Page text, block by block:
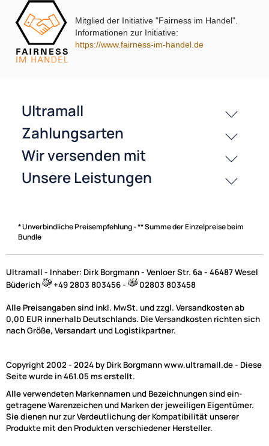
passende Produkte
Bewertungen
History
Mitglied der Initiative "Fairness im Handel".
Informationen zur Initiative:
https://www.fairness-im-handel.de
* Unverbindliche Preisempfehlung - ** Summe der Einzelpreise beim
Bundle
Ultramall - Inhaber: Dirk Borgmann - Venloer Str. 6a - 46487 Wesel
Büderich
+49 2803 803456 - 02803 803458
Alle Preisangaben sind inkl. MwSt. und zzgl. Versandkosten ab
0,00 EUR innerhalb Deutschlands. Die Versandkosten richten sich
nach Größe, Versandart und Logistikpartner.
Copyright 2002 - 2024 by Dirk Borgmann www.ultramall.de - Diese
Seite wurde in 461.05 ms erstellt.
Alle verwendeten Markennamen und Bezeichnungen sind ein-
getragene Warenzeichen und Marken der jeweiligen Eigentümer.
Sie dienen nur zur Verdeutlichung der Kompatibilität unserer
Produkte mit den Produkten verschiedener Hersteller.